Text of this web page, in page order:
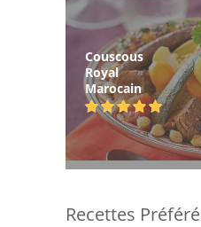
Couscous
Royal
Marocain
Recettes